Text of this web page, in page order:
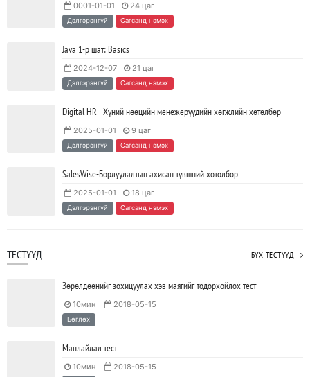
JAVA программчлалын хэлний олимпиад амжилттай зохион
байгуулагдлаа.
2023/05/15 SHARE
Java VS Python: Аль хэлийг түрүүлж сурах вэ?
Ажил дээрээ сайн найзтай байх нь ажлын бүтээмж
нэмэгдүүлж, тогтвортой ажиллах суурь болдог
2023/04/25 SHARE
0001-01-01 24 цаг
Дэлгэрэнгүй Сагсанд нэмэх
Java 1-р шат: Basics
2024-12-07 21 цаг
Дэлгэрэнгүй Сагсанд нэмэх
Digital HR - Хүний нөөцийн менежерүүдийн хөгжлийн хөтөлбөр
2025-01-01 9 цаг
Дэлгэрэнгүй Сагсанд нэмэх
SalesWise-Борлуулалтын ахисан түвшний хөтөлбөр
2025-01-01 18 цаг
Дэлгэрэнгүй Сагсанд нэмэх
ТЕСТҮҮД БҮХ ТЕСТҮҮД
Зөрөлдөөнийг зохицуулах хэв маягийг тодорхойлох тест
10мин 2018-05-15
Бөглөх
Манлайлал тест
10мин 2018-05-15